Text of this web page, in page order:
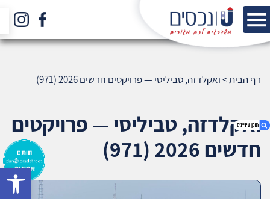
דף הבית>ואקלדזה, טביליסי — פרויקטים חדשים 2026 (971)
ואקלדזה, טביליסי — פרויקטים
חדשים 2026 (971)